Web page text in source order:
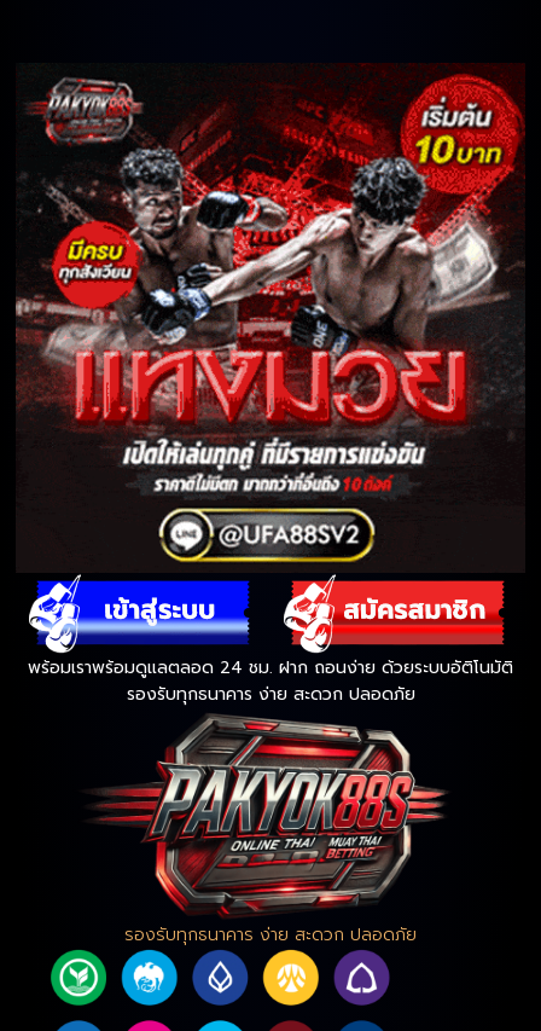
พร้อมเราพร้อมดูแลตลอด 24 ชม. ฝาก ถอนง่าย ด้วยระบบอัติโนมัติ
รองรับทุกธนาคาร ง่าย สะดวก ปลอดภัย
รองรับทุกธนาคาร ง่าย สะดวก ปลอดภัย